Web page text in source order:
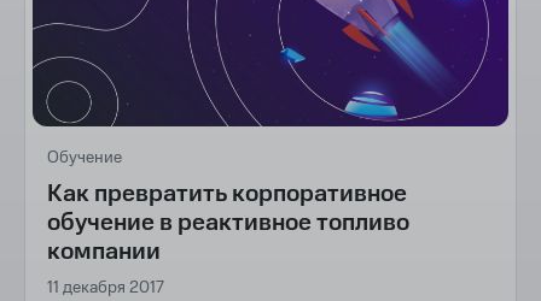
Обучение
Как превратить корпоративное
обучение в реактивное топливо
компании
11 декабря 2017